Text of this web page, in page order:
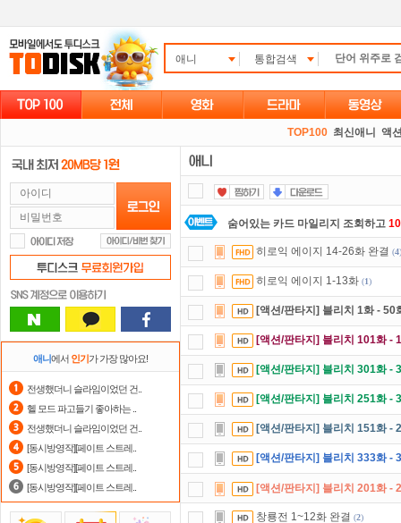
애니 통합검색
TOP100 최신애니 액
애니에서 인기가 가장 많아요!
전생했더니 슬라임이었던 건..
헬 모드 파고들기 좋아하는 ..
전생했더니 슬라임이었던 건..
[동시방영작][페이트 스트레..
[동시방영작][페이트 스트레..
[동시방영작][페이트 스트레..
숨어있는 카드 마일리지 조회하고
포인트할인쿠폰 사용방법안내
정액제 할인쿠폰 사용방법안내
스마트TV
댓글만 잘써도무료 포인트를 드립
요즘 뭐가 재밌지?고민되면 눌러봐!
자녀보호기능으로 가족과 함께 투디
출석체크
히로익 에이지 14-26화 완결 (4)
히로익 에이지 1-13화 (1)
[액션/판타지] 블리치 1화 - 50
[액션/판타지] 블리치 101화 -
[액션/판타지] 블리치 301화 -
[액션/판타지] 블리치 251화 -
[액션/판타지] 블리치 151화 -
[액션/판타지] 블리치 333화 -
[액션/판타지] 블리치 201화 -
창룡전 1~12화 완결 (2)